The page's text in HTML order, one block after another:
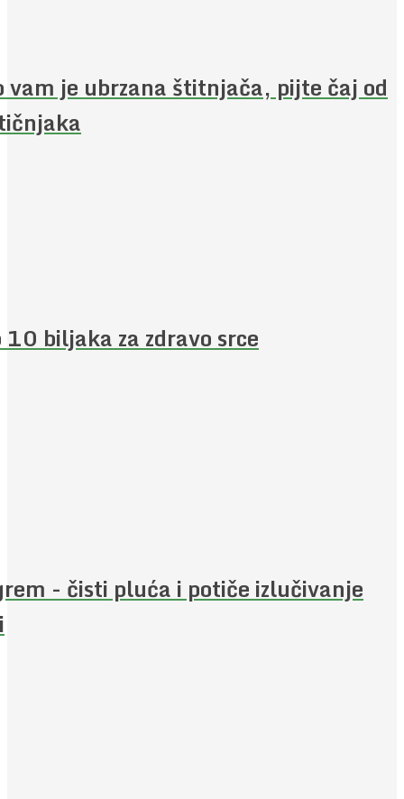
vam je ubrzana štitnjača, pijte čaj od
10 biljaka za zdravo srce
- čisti pluća i potiče izlučivanje